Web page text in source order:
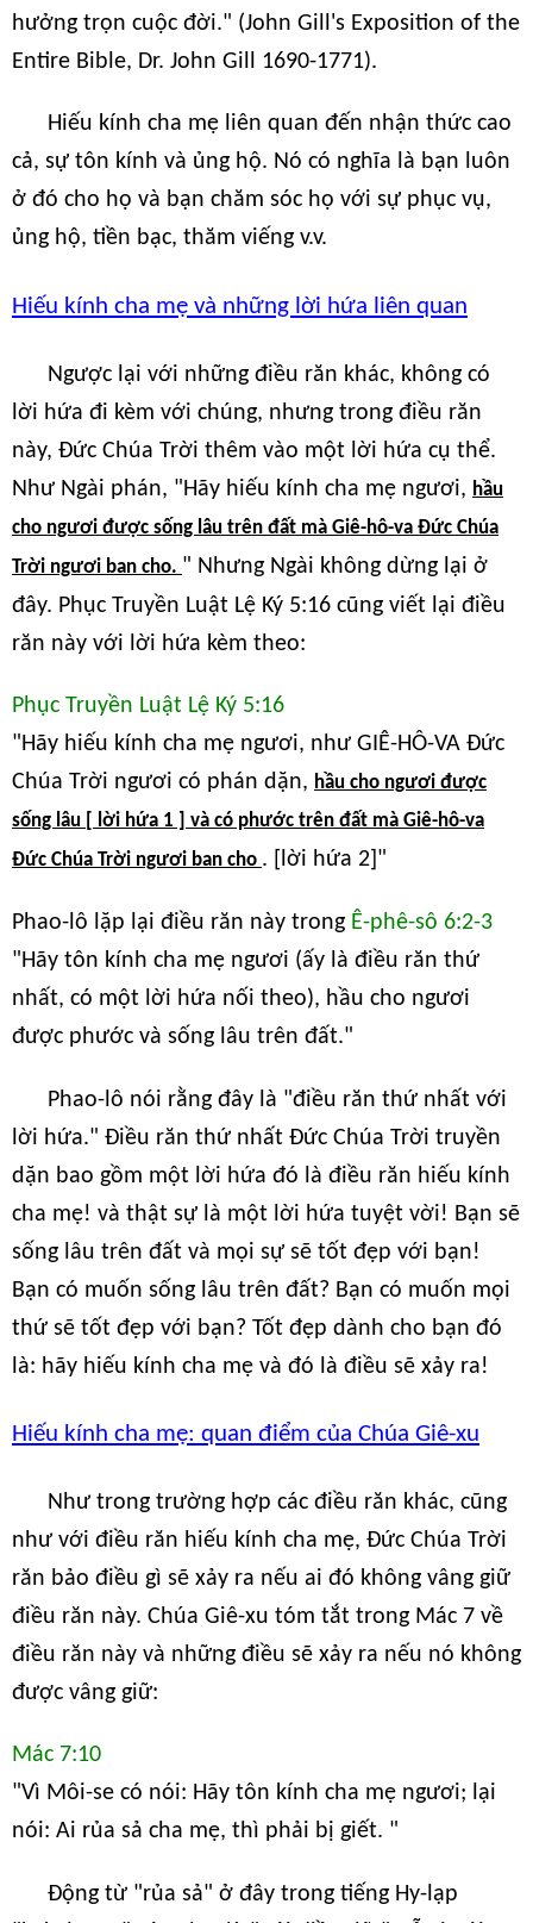
hưởng trọn cuộc đời." (John Gill's Exposition of the
Entire Bible, Dr. John Gill 1690-1771).
Hiếu kính cha mẹ liên quan đến nhận thức cao
cả, sự tôn kính và ủng hộ. Nó có nghĩa là bạn luôn
ở đó cho họ và bạn chăm sóc họ với sự phục vụ,
ủng hộ, tiền bạc, thăm viếng v.v.
Hiếu kính cha mẹ và những lời hứa liên quan
Ngược lại với những điều răn khác, không có
lời hứa đi kèm với chúng, nhưng trong điều răn
này, Đức Chúa Trời thêm vào một lời hứa cụ thể.
Như Ngài phán, "Hãy hiếu kính cha mẹ ngươi, hầu
cho ngươi được sống lâu trên đất mà Giê-hô-va Đức Chúa
Trời ngươi ban cho. " Nhưng Ngài không dừng lại ở
đây. Phục Truyền Luật Lệ Ký 5:16 cũng viết lại điều
răn này với lời hứa kèm theo:
Phục Truyền Luật Lệ Ký 5:16
"Hãy hiếu kính cha mẹ ngươi, như GIÊ-HÔ-VA Đức
Chúa Trời ngươi có phán dặn, hầu cho ngươi được
sống lâu [ lời hứa 1 ] và có phước trên đất mà Giê-hô-va
Đức Chúa Trời ngươi ban cho . [lời hứa 2]"
Phao-lô lặp lại điều răn này trong Ê-phê-sô 6:2-3
"Hãy tôn kính cha mẹ ngươi (ấy là điều răn thứ
nhất, có một lời hứa nối theo), hầu cho ngươi
được phước và sống lâu trên đất."
Phao-lô nói rằng đây là "điều răn thứ nhất với
lời hứa." Điều răn thứ nhất Đức Chúa Trời truyền
dặn bao gồm một lời hứa đó là điều răn hiếu kính
cha mẹ! và thật sự là một lời hứa tuyệt vời! Bạn sẽ
sống lâu trên đất và mọi sự sẽ tốt đẹp với bạn!
Bạn có muốn sống lâu trên đất? Bạn có muốn mọi
thứ sẽ tốt đẹp với bạn? Tốt đẹp dành cho bạn đó
là: hãy hiếu kính cha mẹ và đó là điều sẽ xảy ra!
Hiếu kính cha mẹ: quan điểm của Chúa Giê-xu
Như trong trường hợp các điều răn khác, cũng
như với điều răn hiếu kính cha mẹ, Đức Chúa Trời
răn bảo điều gì sẽ xảy ra nếu ai đó không vâng giữ
điều răn này. Chúa Giê-xu tóm tắt trong Mác 7 về
điều răn này và những điều sẽ xảy ra nếu nó không
được vâng giữ:
Mác 7:10
"Vì Môi-se có nói: Hãy tôn kính cha mẹ ngươi; lại
nói: Ai rủa sả cha mẹ, thì phải bị giết. "
Động từ "rủa sả" ở đây trong tiếng Hy-lạp